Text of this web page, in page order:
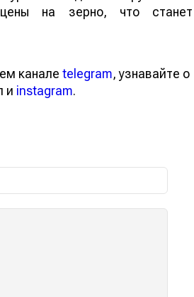
на зерно, что станет
канале telegram, узнавайте о
и instagram.